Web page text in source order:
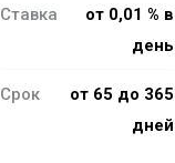
Ставка
от 0,01 % в
день
Срок
от 65 до 365
дней